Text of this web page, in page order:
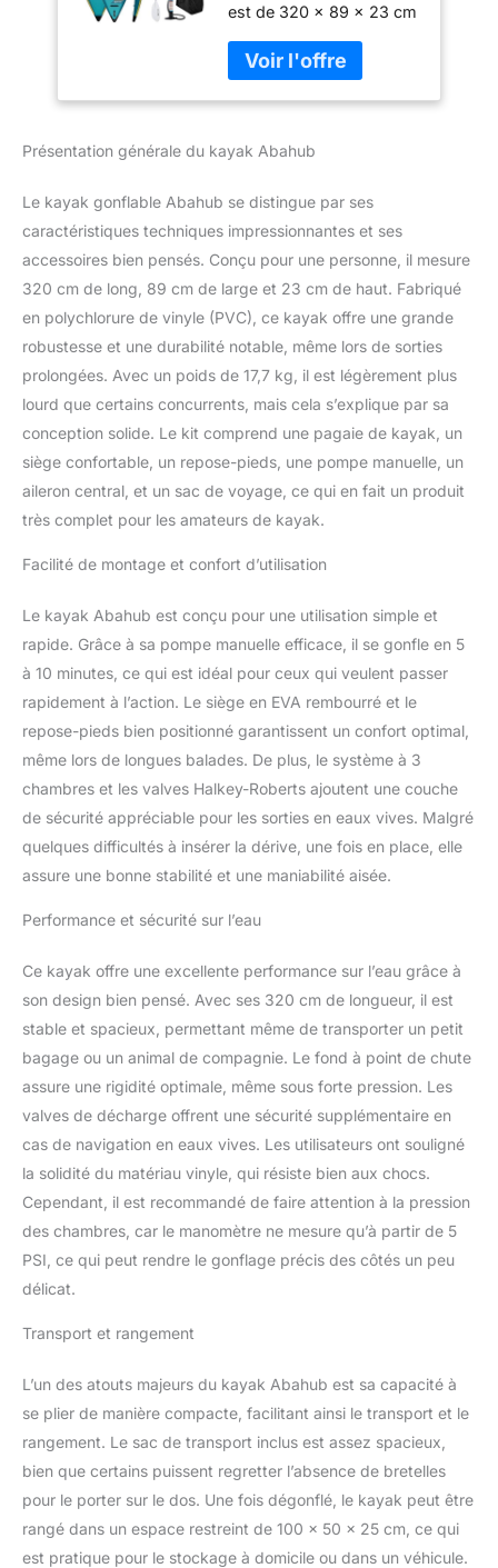
est de 320 x 89 x 23 cm
charge de 140 kg et se
plie facilement pour être
placé dans le sac de
permet de transporter
du kayak et même de la
randonnée dans des
endroits éloignés. Le
kayak est fabriqué en
vinyle résistant, le kayak
sera avec vous plus
longtemps. 【Un voyage
protégé】 Le kayak
Abahub est fabriqué à
partir de matériaux en
vinyle résistants avec un
fond en goutte à
Boden) pour augmenter
la rigidité qui résiste aux
extérieur. Le contracteur
sécurité supplémentaire.
Les valves Halkey-
Roberts résistent à une
meilleure pression, sont
faciles à utiliser et ne
fuient pas. Plusieurs
dispositifs de sécurité
pour vous aider à faire
sécurité. 【Appréciez le
confort】Un plancher
drop-stitch peut offrir
soutien qu'un plancher à
sera plus plate pour vous
permettre de mieux vous
rembourré en EVA offre
un excellent soutien
dorsal et le repose-pieds
permet de s'asseoir de
trou d'évacuation permet
d'évacuer l'excédent
d'eau en temps voulu.
Confortable à tout
moment 【Facile à
utiliser】 Facile à gonfler
Le noyau drop-stitch
haute densité assure la
rigidité, l'aileron
offre une excellente
stabilité pour améliorer
l'efficacité de votre
kayak, la pagaie de kayak
Présentation générale du kayak Abahub
Le kayak gonflable Abahub se distingue par ses
caractéristiques techniques impressionnantes et ses
accessoires bien pensés. Conçu pour une personne, il mesure
320 cm de long, 89 cm de large et 23 cm de haut. Fabriqué
en polychlorure de vinyle (PVC), ce kayak offre une grande
robustesse et une durabilité notable, même lors de sorties
prolongées. Avec un poids de 17,7 kg, il est légèrement plus
lourd que certains concurrents, mais cela s’explique par sa
conception solide. Le kit comprend une pagaie de kayak, un
siège confortable, un repose-pieds, une pompe manuelle, un
aileron central, et un sac de voyage, ce qui en fait un produit
très complet pour les amateurs de kayak.
Facilité de montage et confort d’utilisation
Le kayak Abahub est conçu pour une utilisation simple et
rapide. Grâce à sa pompe manuelle efficace, il se gonfle en 5
à 10 minutes, ce qui est idéal pour ceux qui veulent passer
rapidement à l’action. Le siège en EVA rembourré et le
repose-pieds bien positionné garantissent un confort optimal,
même lors de longues balades. De plus, le système à 3
chambres et les valves Halkey-Roberts ajoutent une couche
de sécurité appréciable pour les sorties en eaux vives. Malgré
quelques difficultés à insérer la dérive, une fois en place, elle
assure une bonne stabilité et une maniabilité aisée.
Performance et sécurité sur l’eau
Ce kayak offre une excellente performance sur l’eau grâce à
son design bien pensé. Avec ses 320 cm de longueur, il est
stable et spacieux, permettant même de transporter un petit
bagage ou un animal de compagnie. Le fond à point de chute
assure une rigidité optimale, même sous forte pression. Les
valves de décharge offrent une sécurité supplémentaire en
cas de navigation en eaux vives. Les utilisateurs ont souligné
la solidité du matériau vinyle, qui résiste bien aux chocs.
Cependant, il est recommandé de faire attention à la pression
des chambres, car le manomètre ne mesure qu’à partir de 5
PSI, ce qui peut rendre le gonflage précis des côtés un peu
délicat.
Transport et rangement
L’un des atouts majeurs du kayak Abahub est sa capacité à
se plier de manière compacte, facilitant ainsi le transport et le
rangement. Le sac de transport inclus est assez spacieux,
bien que certains puissent regretter l’absence de bretelles
pour le porter sur le dos. Une fois dégonflé, le kayak peut être
rangé dans un espace restreint de 100 x 50 x 25 cm, ce qui
est pratique pour le stockage à domicile ou dans un véhicule.